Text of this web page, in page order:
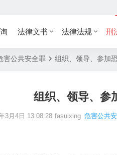
法律文书 法律法规 刑
害公共安全罪 组织、领导、参加
组织、领导、参
3月4日 13:08:28 fasuixing 危害公共